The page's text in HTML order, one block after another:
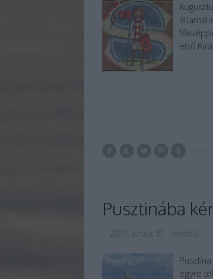
első
Pusztinába
2013. június 10. netfolk
egyre